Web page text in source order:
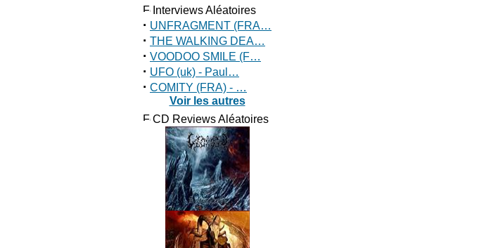
Interviews Aléatoires
· UNFRAGMENT (FRA…
· THE WALKING DEA…
· VOODOO SMILE (F…
· UFO (uk) - Paul…
· COMITY (FRA) - …
Voir les autres
CD Reviews Aléatoires